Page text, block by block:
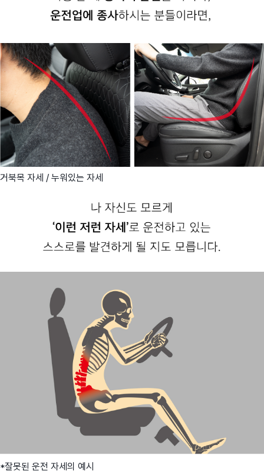
거북목 자세 / 누워있는 자세
*잘못된 운전 자세의 예시